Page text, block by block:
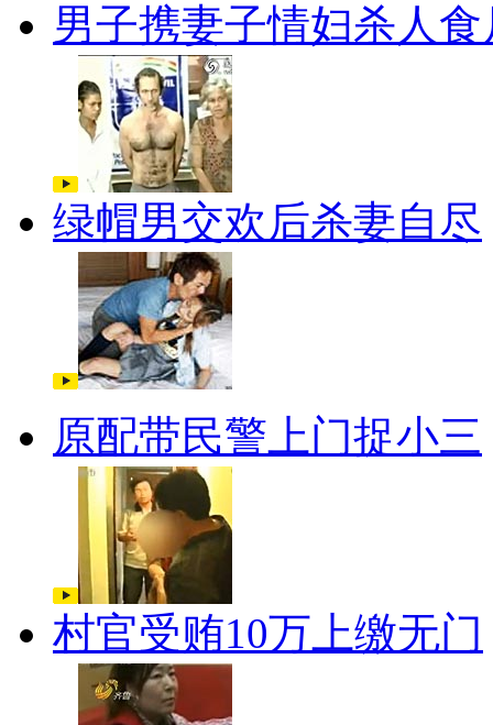
男子携妻子情妇杀人食
绿帽男交欢后杀妻自尽
原配带民警上门捉小三
村官受贿10万上缴无门